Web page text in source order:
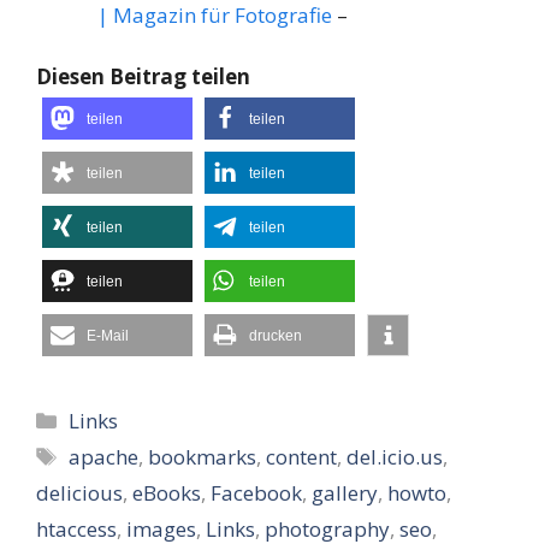
| Magazin für Fotografie –
Diesen Beitrag teilen
teilen teilen
teilen teilen
teilen teilen
teilen teilen
E-Mail drucken
Kategorien
Links
Schlagwörter
apache, bookmarks,content,del.icio.us,
delicious, eBooks, Facebook, gallery, howto,
htaccess, images, Links, photography, seo,